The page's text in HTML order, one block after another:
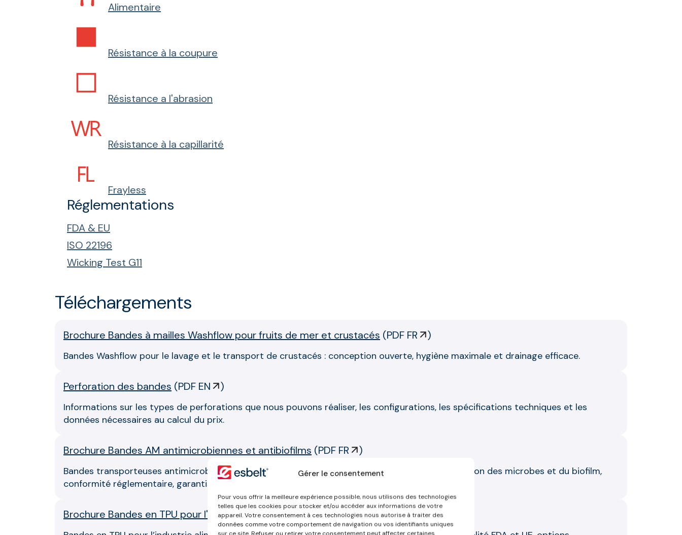
Gérer le consentement
Pour vous offrir la meilleure expérience possible, nous utilisons des technologies
telles que les cookies pour stocker et/ou accéder aux informations de votre
appareil. Votre consentement à ces technologies nous autorise à traiter des
données comme votre comportement de navigation ou vos identifiants uniques
sur ce site. Refuser ou retirer votre consentement peut affecter certaines
Alimentaire
Résistance à la coupure
Résistance a l'abrasion
Résistance à la capillarité
Frayless
Réglementations
FDA & EU
ISO 22196
Wicking Test G11
Téléchargements
Brochure Bandes à mailles Washflow pour fruits de mer et crustacés (PDF FR )
Bandes Washflow pour le lavage et le transport de crustacés : conception ouverte, hygiène maximale et drainage efficace.
Perforation des bandes (PDF EN )
Informations sur les types de perforations que nous pouvons réaliser, les configurations, les spécifications techniques et les
données nécessaires au calcul du prix.
Brochure Bandes AM antimicrobiennes et antibiofilms (PDF FR )
Bandes transporteuses antimicrobiennes pour l’industrie alimentaire : hygiène supérieure, réduction des microbes et du biofilm,
conformité réglementaire, garantissant sécurité et qualité dans les processus de production.
Brochure Bandes en TPU pour l'alimentation(PDF FR )